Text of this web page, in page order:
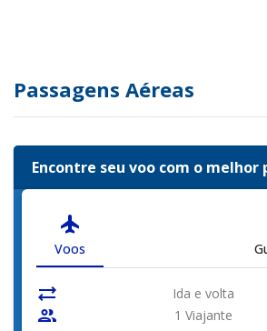
Passagens Aéreas
Encontre seu voo com o melhor
flight
Voos
sync_alt Ida e volta
people
1 Viajante